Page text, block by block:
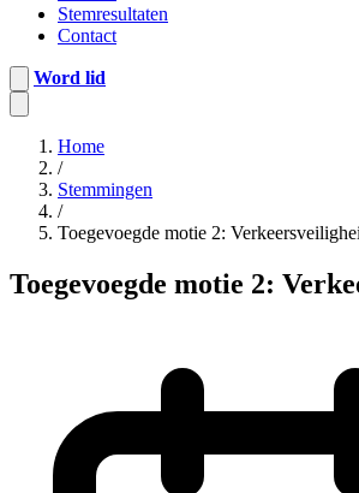
Stemresultaten
Contact
Word lid
Home
/
Stemmingen
/
Toegevoegde motie 2:
Toegevoegde motie 2: